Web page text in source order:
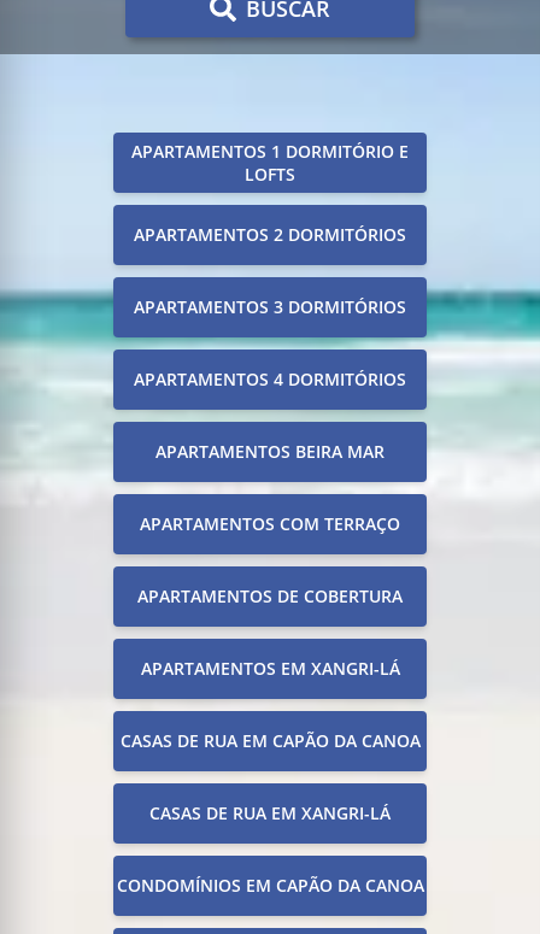
BUSCAR
APARTAMENTOS 1 DORMITÓRIO E
LOFTS
APARTAMENTOS 2 DORMITÓRIOS
APARTAMENTOS 3 DORMITÓRIOS
APARTAMENTOS 4 DORMITÓRIOS
APARTAMENTOS BEIRA MAR
APARTAMENTOS COM TERRAÇO
APARTAMENTOS DE COBERTURA
APARTAMENTOS EM XANGRI-LÁ
CASAS DE RUA EM CAPÃO DA CANOA
CASAS DE RUA EM XANGRI-LÁ
CONDOMÍNIOS EM CAPÃO DA CANOA